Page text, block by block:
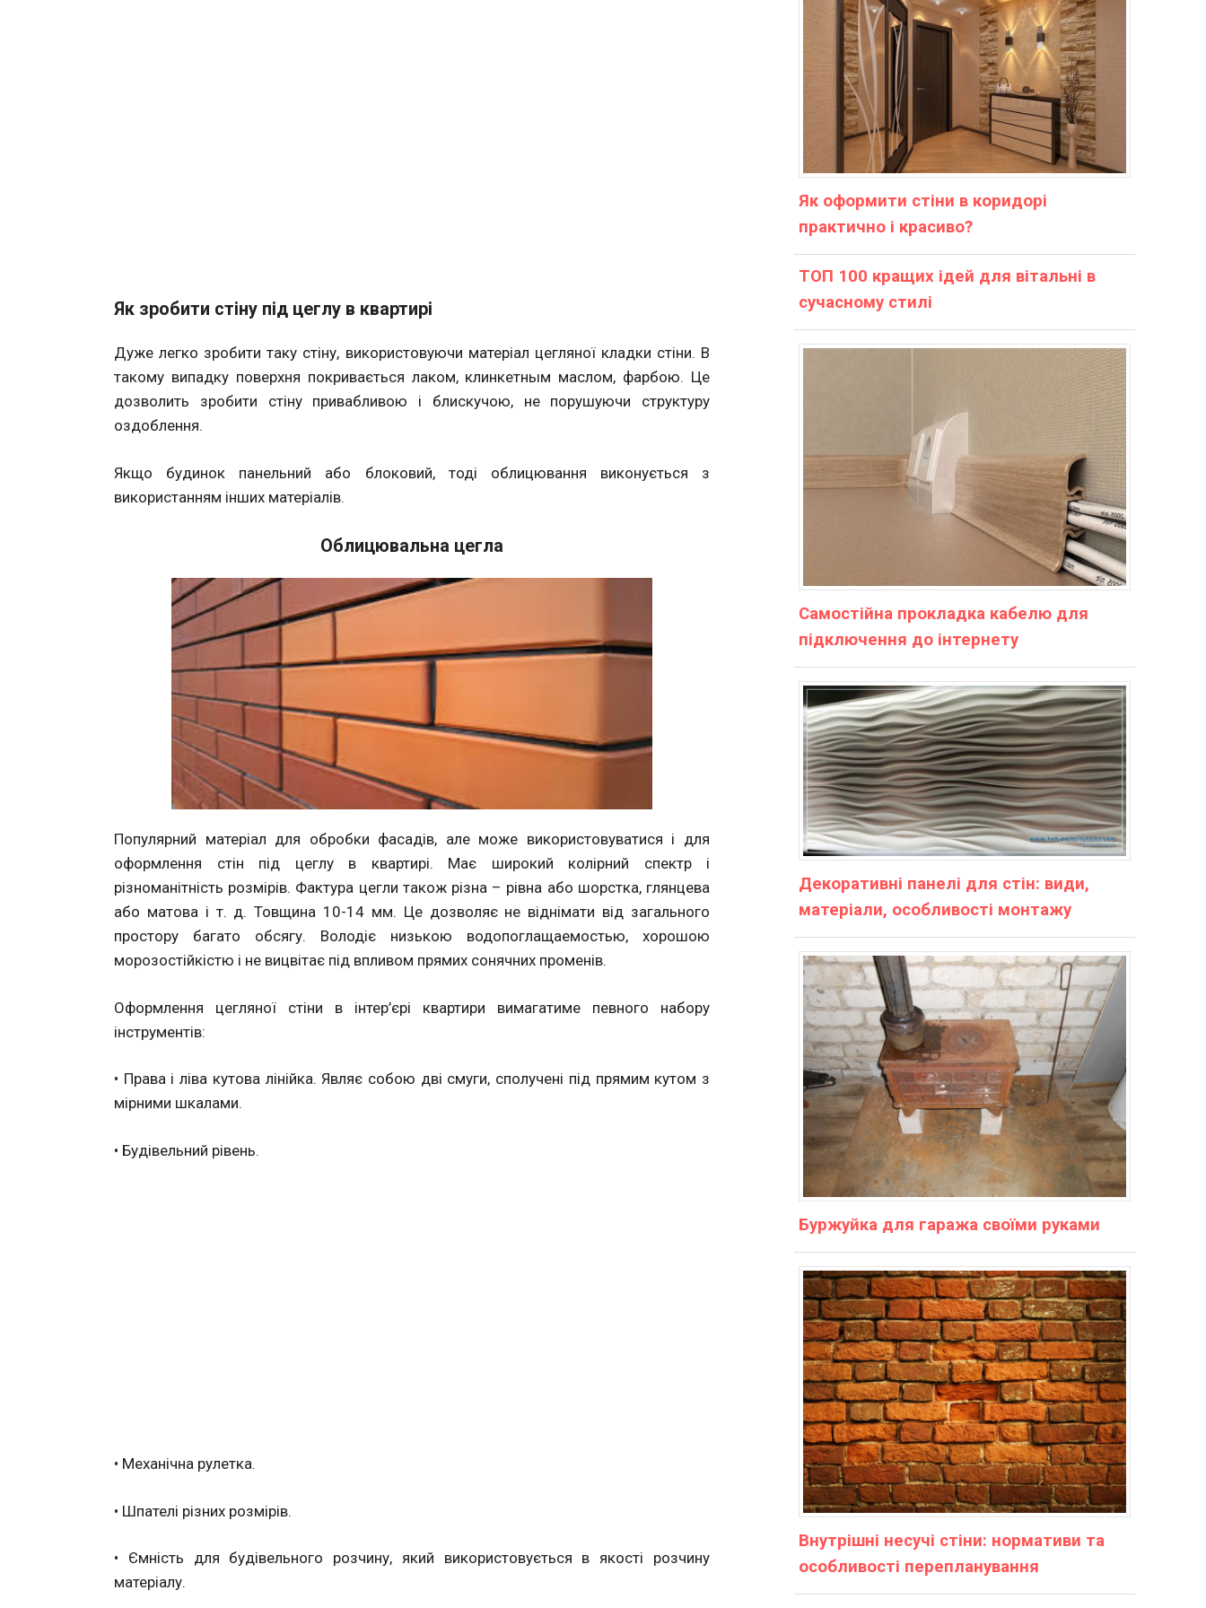
Як зробити стіну під цеглу в квартирі
Дуже легко зробити таку стіну, використовуючи матеріал цегляної кладки стіни. В
такому випадку поверхня покривається лаком, клинкетным маслом, фарбою. Це
дозволить зробити стіну привабливою і блискучою, не порушуючи структуру
оздоблення.
Якщо будинок панельний або блоковий, тоді облицювання виконується з
використанням інших матеріалів.
Облицювальна цегла
Популярний матеріал для обробки фасадів, але може використовуватися і для
оформлення стін під цеглу в квартирі. Має широкий колірний спектр і
різноманітність розмірів. Фактура цегли також різна – рівна або шорстка, глянцева
або матова і т. д. Товщина 10-14 мм. Це дозволяє не віднімати від загального
простору багато обсягу. Володіє низькою водопоглащаемостью, хорошою
морозостійкістю і не вицвітає під впливом прямих сонячних променів.
Оформлення цегляної стіни в інтер’єрі квартири вимагатиме певного набору
інструментів:
• Права і ліва кутова лінійка. Являє собою дві смуги, сполучені під прямим кутом з
мірними шкалами.
• Будівельний рівень.
• Механічна рулетка.
• Шпателі різних розмірів.
• Ємність для будівельного розчину, який використовується в якості розчину
матеріалу.
Як оформити стіни в коридорі
практично і красиво?
ТОП 100 кращих ідей для вітальні в
сучасному стилі
Самостійна прокладка кабелю для
підключення до інтернету
Декоративні панелі для стін: види,
матеріали, особливості монтажу
Буржуйка для гаража своїми руками
Внутрішні несучі стіни: нормативи та
особливості перепланування